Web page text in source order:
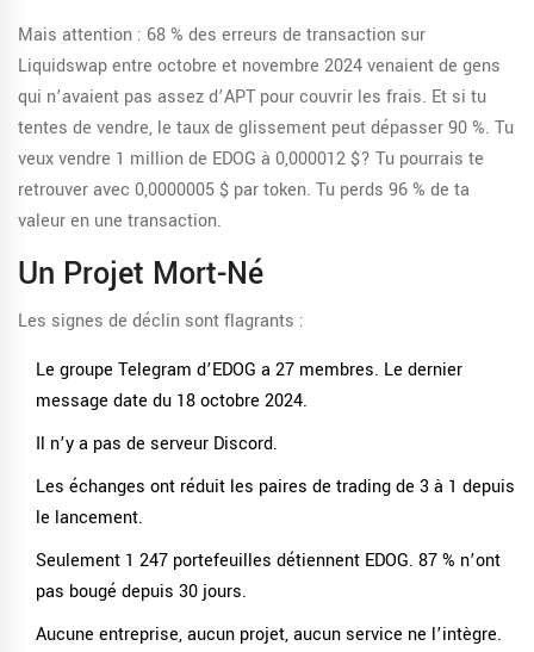
Mais attention : 68 % des erreurs de transaction sur
Liquidswap entre octobre et novembre 2024 venaient de gens
qui n’avaient pas assez d’APT pour couvrir les frais. Et si tu
tentes de vendre, le taux de glissement peut dépasser 90 %. Tu
veux vendre 1 million de EDOG à 0,000012 $? Tu pourrais te
retrouver avec 0,0000005 $ par token. Tu perds 96 % de ta
valeur en une transaction.
Un Projet Mort-Né
Les signes de déclin sont flagrants :
Le groupe Telegram d’EDOG a 27 membres. Le dernier
message date du 18 octobre 2024.
Il n’y a pas de serveur Discord.
Les échanges ont réduit les paires de trading de 3 à 1 depuis
le lancement.
Seulement 1 247 portefeuilles détiennent EDOG. 87 % n’ont
pas bougé depuis 30 jours.
Aucune entreprise, aucun projet, aucun service ne l’intègre.